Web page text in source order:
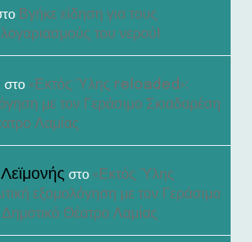
Βγήκε είδηση για τους
του νερού!
στο «Εκτός Ύλης reloaded»:
με τον Γεράσιμο Σκιαδαρέση
Λαμίας
στο «Εκτός Ύλης
εξομολόγηση με τον Γεράσιμο
Θέατρο Λαμίας